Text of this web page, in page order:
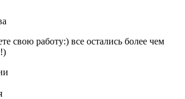
свою работу:) все остались более чем